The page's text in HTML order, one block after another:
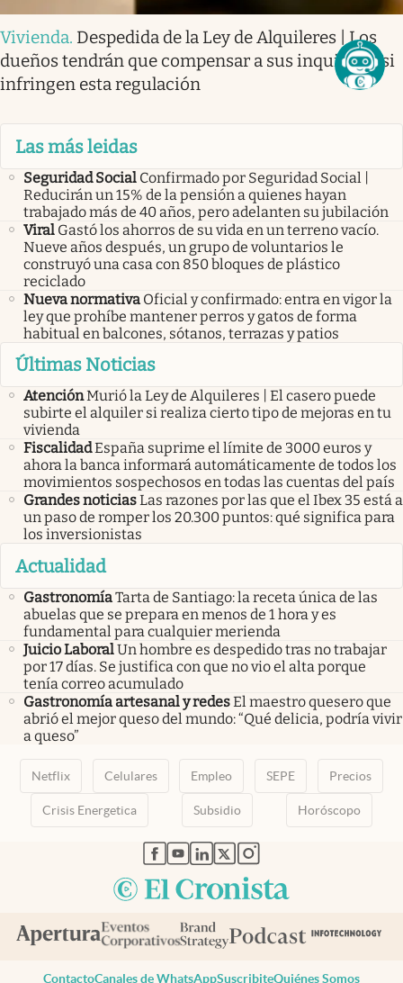
Vivienda. Despedida de la Ley de Alquileres | Los
dueños tendrán que compensar a sus inquilinos si
infringen esta regulación
Las más leidas
Seguridad Social Confirmado por Seguridad Social |
Reducirán un 15% de la pensión a quienes hayan
trabajado más de 40 años, pero adelanten su jubilación
Viral Gastó los ahorros de su vida en un terreno vacío.
Nueve años después, un grupo de voluntarios le
construyó una casa con 850 bloques de plástico
reciclado
Nueva normativa Oficial y confirmado: entra en vigor la
ley que prohíbe mantener perros y gatos de forma
habitual en balcones, sótanos, terrazas y patios
Últimas Noticias
AtenciónMurió la Ley de Alquileres | El casero puede
subirte el alquiler si realiza cierto tipo de mejoras en tu
vivienda
FiscalidadEspaña suprime el límite de 3000 euros y
ahora la banca informará automáticamente de todos los
movimientos sospechosos en todas las cuentas del país
Grandes noticiasLas razones por las que el Ibex 35 está a
un paso de romper los 20.300 puntos: qué significa para
los inversionistas
Actualidad
GastronomíaTarta de Santiago: la receta única de las
abuelas que se prepara en menos de 1 hora y es
fundamental para cualquier merienda
Juicio LaboralUn hombre es despedido tras no trabajar
por 17 días. Se justifica con que no vio el alta porque
tenía correo acumulado
Gastronomía artesanal y redesEl maestro quesero que
abrió el mejor queso del mundo: “Qué delicia, podría vivir
a queso”
Netflix Celulares Empleo SEPE Precios
Crisis Energetica Subsidio Horóscopo
abre en nueva pestaña
abre en nueva pestaña
abre en nueva pestaña
abre en nueva pestaña
abre en nueva pestaña
ContactoCanales de WhatsAppSuscribiteQuiénes Somos